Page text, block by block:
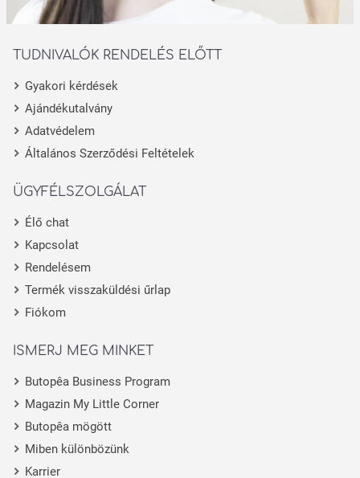
TUDNIVALÓK RENDELÉS ELŐTT
Gyakori kérdések
Ajándékutalvány
Adatvédelem
Általános Szerződési Feltételek
ÜGYFÉLSZOLGÁLAT
Élő chat
Kapcsolat
Rendelésem
Termék visszaküldési űrlap
Fiókom
ISMERJ MEG MINKET
Butopêa Business Program
Magazin My Little Corner
Butopêa mögött
Miben különbözünk
Karrier